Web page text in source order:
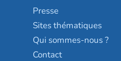
Sérénys
Résidences services
Presse
Sites thématiques
Qui sommes-nous ?
Contact